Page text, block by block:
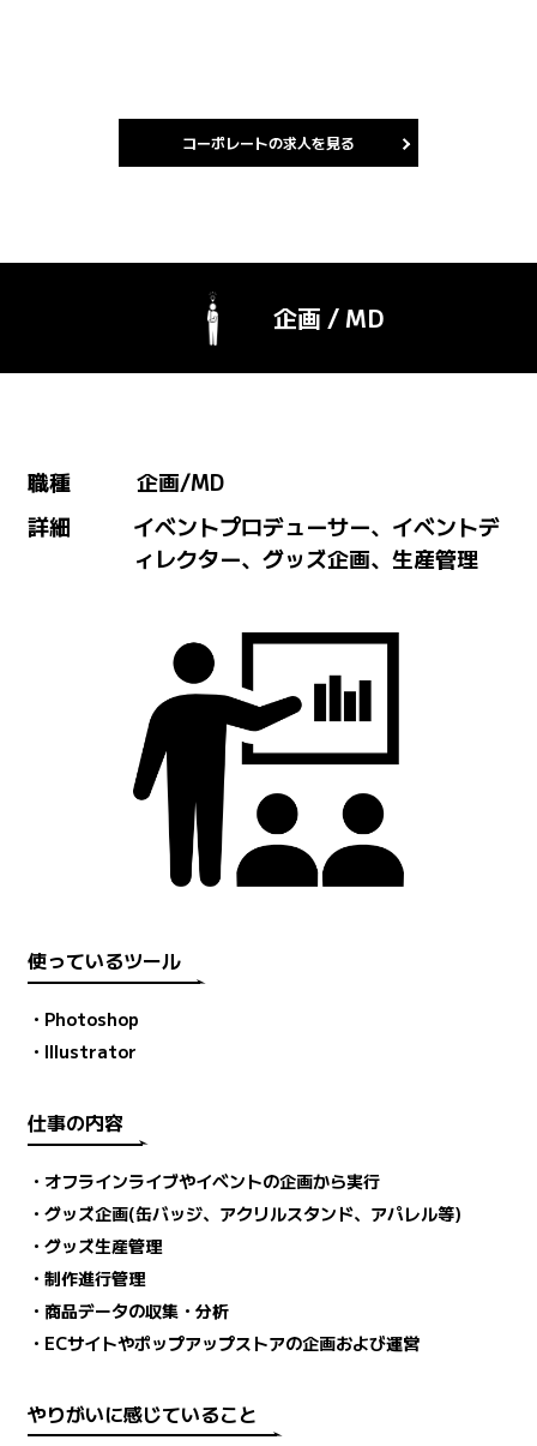
コーポレートの求人を見る
企画 / MD
職種
企画/MD
詳細
イベントプロデューサー、イベントデ
ィレクター、グッズ企画、生産管理
使っているツール
・Photoshop
・Illustrator
仕事の内容
・オフラインライブやイベントの企画から実行
・グッズ企画(缶バッジ、アクリルスタンド、アパレル等)
・グッズ生産管理
・制作進行管理
・商品データの収集・分析
・ECサイトやポップアップストアの企画および運営
やりがいに感じていること